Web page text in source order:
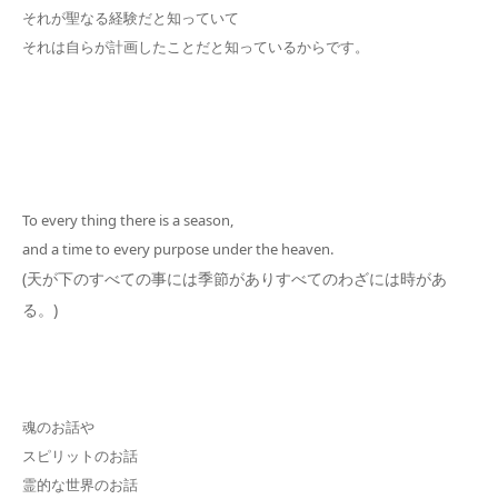
それが聖なる経験だと知っていて
それは自らが計画したことだと知っているからです。
To every thing there is a season,
and a time to every purpose under the heaven.
(天が下のすべての事には季節がありすべてのわざには時があ
る。)
魂のお話や
スピリットのお話
霊的な世界のお話